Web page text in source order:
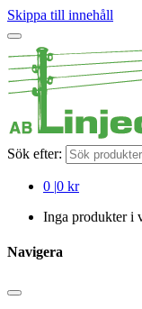
Skippa till innehåll
Sök efter:
0 |0 kr
Inga produkter i
Navigera